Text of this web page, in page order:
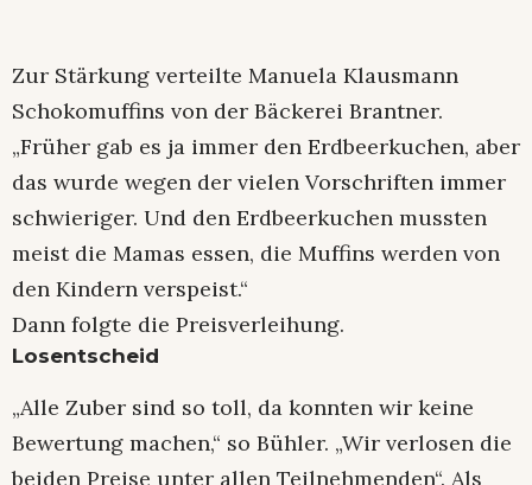
Zur Stärkung verteilte Manuela Klausmann
Schokomuffins von der Bäckerei Brantner.
„Früher gab es ja immer den Erdbeerkuchen, aber
das wurde wegen der vielen Vorschriften immer
schwieriger. Und den Erdbeerkuchen mussten
meist die Mamas essen, die Muffins werden von
den Kindern verspeist.“
Dann folgte die Preisverleihung.
Losentscheid
„Alle Zuber sind so toll, da konnten wir keine
Bewertung machen,“ so Bühler. „Wir verlosen die
beiden Preise unter allen Teilnehmenden“. Als